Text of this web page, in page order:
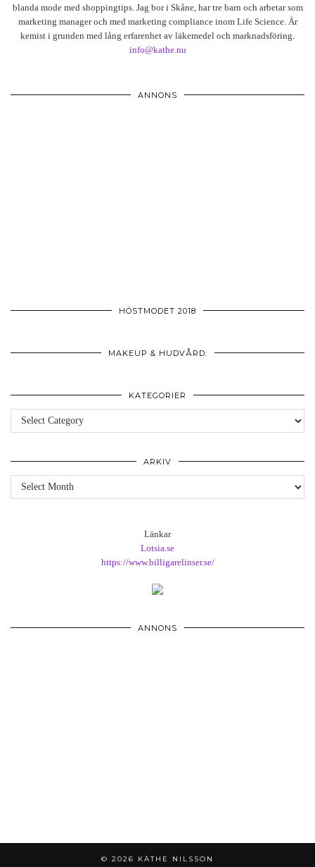
blanda mode med shoppingtips. Jag bor i Skåne, har tre barn och arbetar som
marketing manager och med marketing compliance inom Life Science. Är
kemist i grunden med lång erfarenhet av läkemedel och marknadsföring.
info@kathe.nu
ANNONS
HÖSTMODET 2018
MAKEUP & HUDVÅRD:
KATEGORIER
Kategorier
ARKIV
Arkiv
Länkar
Lotsia.se
https://www.billigarelinser.se/
ANNONS
© 2026 KÄTHE NILSSON